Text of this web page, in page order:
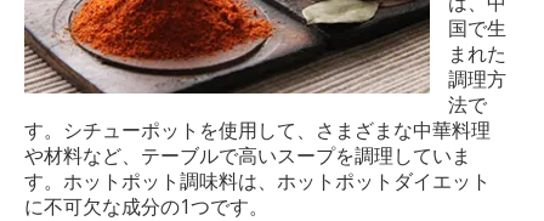
国で生
まれた
調理方
法で
す。シチューポットを使用して、さまざまな中華料理
や材料など、テーブルで高いスープを調理していま
す。ホットポット調味料は、ホットポットダイエット
に不可欠な成分の1つです。